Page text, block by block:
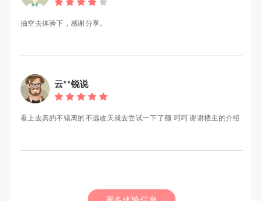
抽空去体验下，感谢分享。
云**锐说
看上去真的不错离的不远改天就去尝试一下了额 呵呵 谢谢楼主的介绍